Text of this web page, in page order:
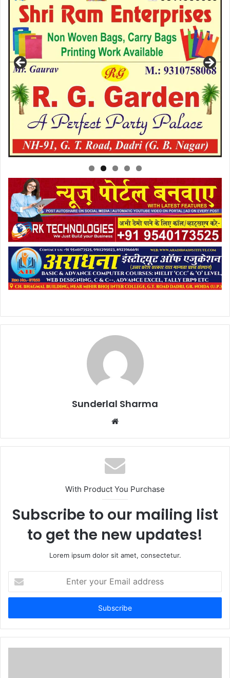
Sunderlal Sharma
Website
With Product You Purchase
Subscribe to our mailing list
to get the new updates!
Lorem ipsum dolor sit amet, consectetur.
your
Email